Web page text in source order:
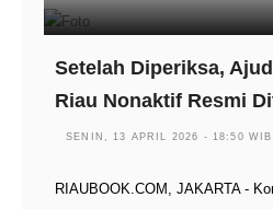
Setelah Diperiksa,
Riau Nonaktif Resmi
SENIN, 13 APRIL 2026 - 18:50 WIB
RIAUBOOK.COM, JAKARTA -